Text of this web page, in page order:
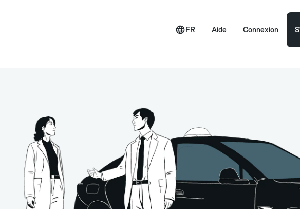
Aide
FR Connexion